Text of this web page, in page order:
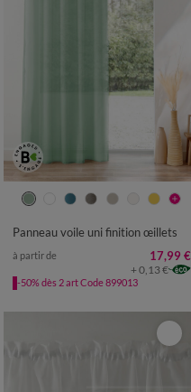
Panneau voile uni finition œillets
à partir de 17,99 €
+ 0,13 €
-50% dès 2 art Code 899013